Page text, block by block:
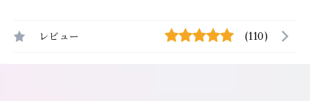
レビュー (110)